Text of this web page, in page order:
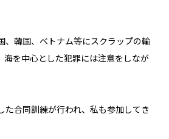
、韓国、ベトナム等にスクラップの輸
海を中心とした犯罪には注意をしなが
た合同訓練が行われ、私も参加してき